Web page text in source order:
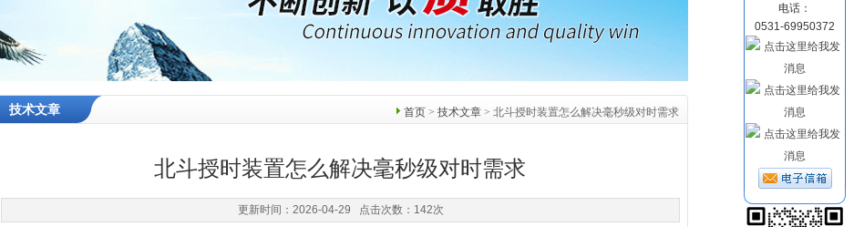
首页 > 技术文章 > 北斗授时装置怎么解决毫秒级对时需求
技术文章
北斗授时装置怎么解决毫秒级对时需求
更新时间：2026-04-29 点击次数：142次
电话：
0531-69950372